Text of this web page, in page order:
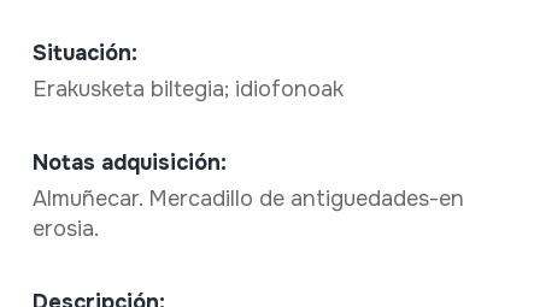
Situación:
Erakusketa biltegia; idiofonoak
Notas adquisición:
Almuñecar. Mercadillo de antiguedades-en
erosia.